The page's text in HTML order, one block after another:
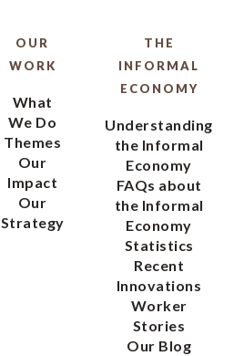
OUR
WORK
What
We Do
Themes
Our
Impact
Our
Strategy
THE
INFORMAL
ECONOMY
Understanding
the Informal
Economy
FAQs about
the Informal
Economy
Statistics
Recent
Innovations
Worker
Stories
Our Blog